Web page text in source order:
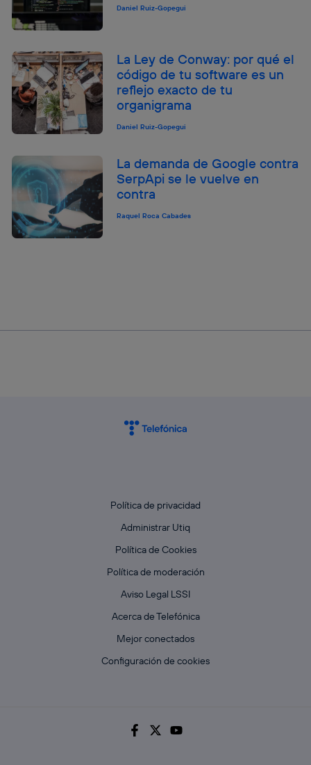
Daniel Ruiz-Gopegui
La Ley de Conway: por qué el
código de tu software es un
reflejo exacto de tu
organigrama
Daniel Ruiz-Gopegui
La demanda de Google contra
SerpApi se le vuelve en
contra
Raquel Roca Cabades
Política de privacidad
Administrar Utiq
Política de Cookies
Política de moderación
Aviso Legal LSSI
Acerca de Telefónica
Mejor conectados
Configuración de cookies